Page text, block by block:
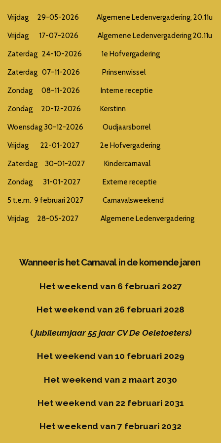
Vrijdag 29-05-2026 Algemene Ledenvergadering, 20.11u
Vrijdag 17-07-2026 Algemene Ledenvergadering 20.11u
Zaterdag 24-10-2026 1e Hofvergadering
Zaterdag 07-11-2026 Prinsenwissel
Zondag 08-11-2026 Interne receptie
Zondag 20-12-2026 Kerstinn
Woensdag 30-12-2026 Oudjaarsborrel
Vrijdag 22-01-2027 2e Hofvergadering
Zaterdag 30-01-2027 Kindercarnaval
Zondag 31-01-2027 Externe receptie
5 t.e.m. 9 februari 2027 Carnavalsweekend
Vrijdag 28-05-2027 Algemene Ledenvergadering
Wanneer is het Carnaval in de komende jaren
Het weekend van 6 februari 2027
Het weekend van 26 februari 2028
( jubileumjaar 55 jaar CV De Oeletoeters)
Het weekend van 10 februari 2029
Het weekend van 2 maart 2030
Het weekend van 22 februari 2031
Het weekend van 7 februari 2032